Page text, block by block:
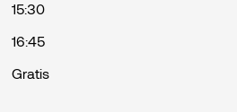
15:30
16:45
Gratis